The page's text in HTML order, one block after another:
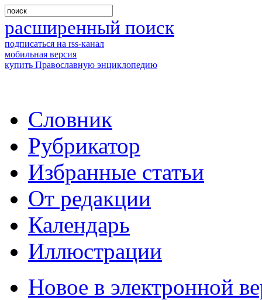
расширенный поиск
подписаться на rss-канал
мобильная версия
купить Православную энциклопедию
Словник
Рубрикатор
Избранные статьи
От редакции
Календарь
Иллюстрации
Новое в электронной